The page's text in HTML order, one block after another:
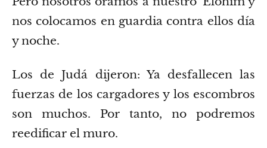
nos colocamos en guardia contra ellos día
y noche.
Los de Judá dijeron: Ya desfallecen las
fuerzas de los cargadores y los escombros
son muchos. Por tanto, no podremos
reedificar el muro.